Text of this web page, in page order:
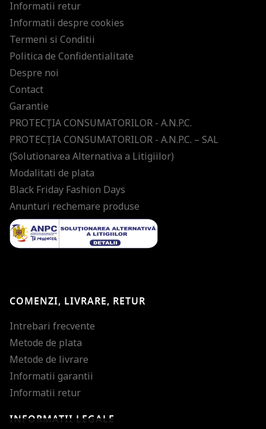
Informatii retur
Informatii despre cookies
Termeni si Conditii
Politica de Confidentialitate
Despre noi
Contact
Garantie
PROTECŢIA CONSUMATORILOR - A.N.P.C.
PROTECŢIA CONSUMATORILOR - A.N.P.C. – SAL
(Solutionarea Alternativa a Litigiilor)
Modalitati de plata
Black Friday Fashion Days
Anunturi rechemare produse
COMENZI, LIVRARE, RETUR
Intrebari frecvente
Metode de plata
Metode de livrare
Informatii garantii
Informatii retur
INFORMATII LEGALE